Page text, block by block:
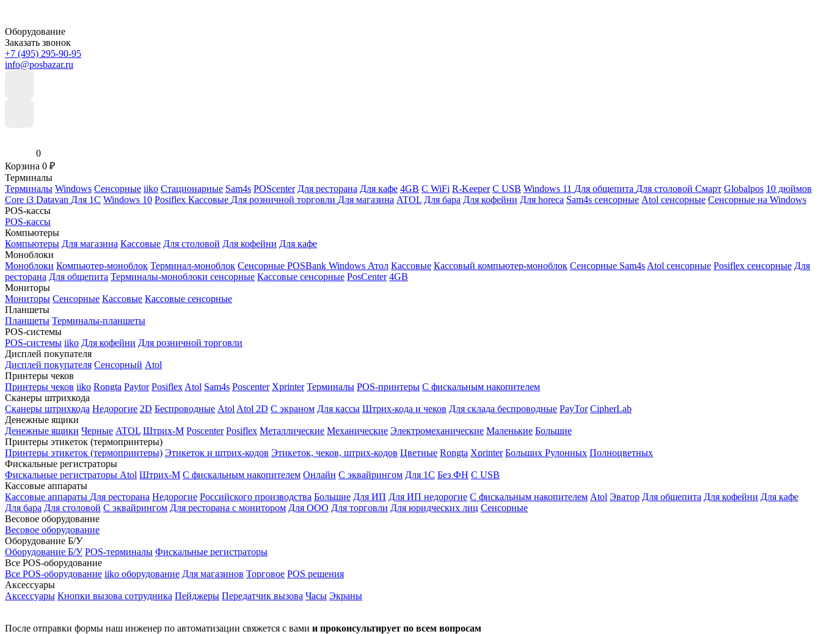
Оборудование
Заказать звонок
+7 (495) 295-90-95
info@posbazar.ru
0
Корзина 0 ₽
Терминалы
Терминалы Windows Сенсорные iiko Стационарные Sam4s POScenter Для ресторана Для кафе 4GB С WiFi R-Keeper С USB Windows 11 Для общепита Для столовой Смарт Globalpos 10 дюймов
Core i3 Datavan Для 1С Windows 10 Posiflex Кассовые Для розничной торговли Для магазина ATOL Для бара Для кофейни Для horeca Sam4s сенсорные Atol сенсорные Сенсорные на Windows
POS-кассы
POS-кассы
Компьютеры
Компьютеры Для магазина Кассовые Для столовой Для кофейни Для кафе
Моноблоки
Моноблоки Компьютер-моноблок Терминал-моноблок Сенсорные POSBank Windows Атол Кассовые Кассовый компьютер-моноблок Сенсорные Sam4s Atol сенсорные Posiflex сенсорные Для
ресторана Для общепита Терминалы-моноблоки сенсорные Кассовые сенсорные PosCenter 4GB
Мониторы
Мониторы Сенсорные Кассовые Кассовые сенсорные
Планшеты
Планшеты Терминалы-планшеты
POS-системы
POS-системы iiko Для кофейни Для розничной торговли
Дисплей покупателя
Дисплей покупателя Сенсорный Atol
Принтеры чеков
Принтеры чеков iiko Rongta Paytor Posiflex Atol Sam4s Poscenter Xprinter Терминалы POS-принтеры С фискальным накопителем
Сканеры штрихкода
Сканеры штрихкода Недорогие 2D Беспроводные Atol Atol 2D С экраном Для кассы Штрих-кода и чеков Для склада беспроводные PayTor CipherLab
Денежные ящики
Денежные ящики Черные ATOL Штрих-М Poscenter Posiflex Металлические Механические Электромеханические Маленькие Большие
Принтеры этикеток (термопринтеры)
Принтеры этикеток (термопринтеры) Этикеток и штрих-кодов Этикеток, чеков, штрих-кодов Цветные Rongta Xprinter Больших Рулонных Полноцветных
Фискальные регистраторы
Фискальные регистраторы Atol Штрих-М С фискальным накопителем Онлайн С эквайрингом Для 1С Без ФН С USB
Кассовые аппараты
Кассовые аппараты Для ресторана Недорогие Российского производства Большие Для ИП Для ИП недорогие С фискальным накопителем Atol Эватор Для общепита Для кофейни Для кафе
Для бара Для столовой С эквайрингом Для ресторана с монитором Для ООО Для торговли Для юридческих лиц Сенсорные
Весовое оборудование
Весовое оборудование
Оборудование Б/У
Оборудование Б/У POS-терминалы Фискальные регистраторы
Все POS-оборудование
Все POS-оборудование iiko оборудование Для магазинов Торговое POS решения
Аксессуары
Аксессуары Кнопки вызова сотрудника Пейджеры Передатчик вызова Часы Экраны
После отправки формы наш инженер по автоматизации свяжется с вами и проконсультирует по всем вопросам